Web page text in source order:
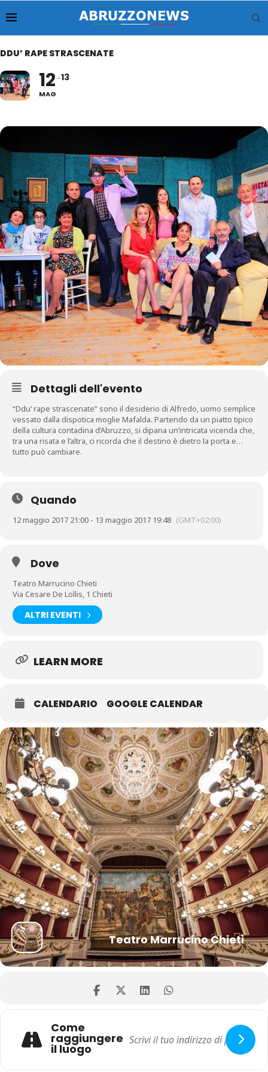
DDU’ RAPE STRASCENATE
12
MAG
13
Dettagli dell'evento
“Ddu’ rape strascenate” sono il desiderio di Alfredo, uomo semplice
vessato dalla dispotica moglie Mafalda. Partendo da un piatto tipico
della cultura contadina d’Abruzzo, si dipana un’intricata vicenda che,
tra una risata e l’altra, ci ricorda che il destino è dietro la porta e…
tutto può cambiare.
Quando
12 maggio 2017 21:00 - 13 maggio 2017 19:48 (GMT+02:00)
Dove
Teatro Marrucino Chieti
Via Cesare De Lollis, 1 Chieti
ALTRI EVENTI
LEARN MORE
CALENDARIO GOOGLE CALENDAR
Teatro Marrucino Chieti
Come
raggiungere
il luogo